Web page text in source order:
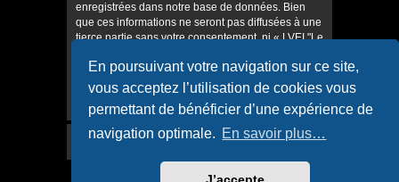
En poursuivant votre navigation sur ce site,
vous acceptez l’utilisation de cookies vous
permettant de bénéficier d’une expérience de
navigation optimale. En savoir plus…
enregistrées dans notre base de données. Bien
que ces informations ne seront pas diffusées à une
tierce partie sans votre consentement, ni « LVEI "Le
pourront être tenus comme responsables en cas
de tentative de piratage informatique visant à
compromettre vos données.
Accueil du forum